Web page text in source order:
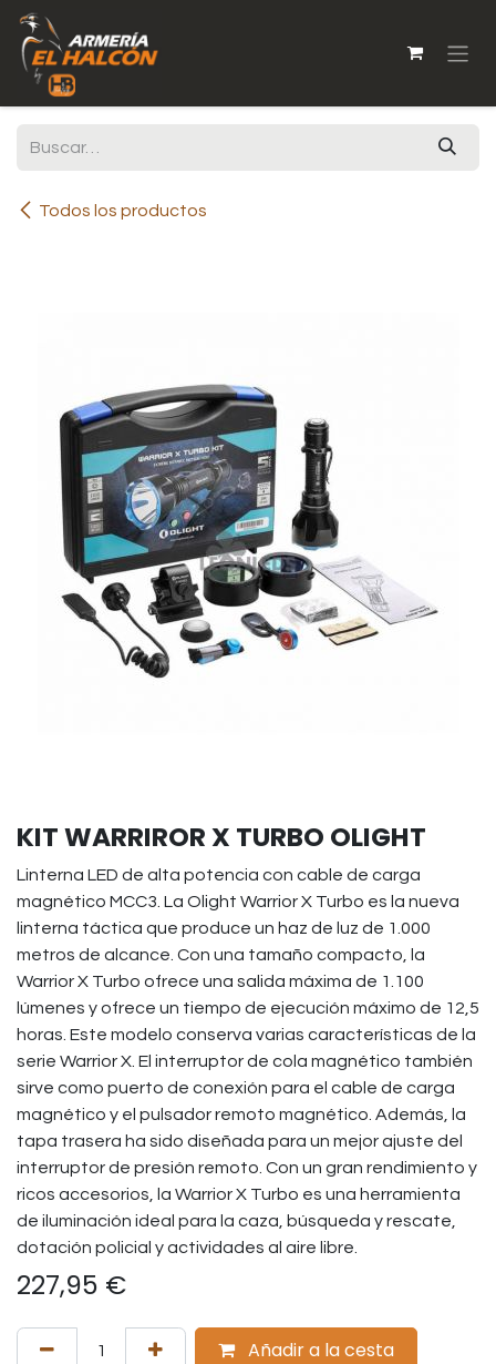
Ir al contenido
Todos los productos
KIT WARRIROR X TURBO OLIGHT
Linterna LED de alta potencia con cable de carga
magnético MCC3. La Olight Warrior X Turbo es la nueva
linterna táctica que produce un haz de luz de 1.000
metros de alcance. Con una tamaño compacto, la
Warrior X Turbo ofrece una salida máxima de 1.100
lúmenes y ofrece un tiempo de ejecución máximo de 12,5
horas. Este modelo conserva varias características de la
serie Warrior X. El interruptor de cola magnético también
sirve como puerto de conexión para el cable de carga
magnético y el pulsador remoto magnético. Además, la
tapa trasera ha sido diseñada para un mejor ajuste del
interruptor de presión remoto. Con un gran rendimiento y
ricos accesorios, la Warrior X Turbo es una herramienta
de iluminación ideal para la caza, búsqueda y rescate,
dotación policial y actividades al aire libre.
227,95 €
Añadir a la cesta